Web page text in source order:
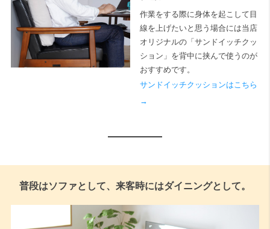
作業をする際に身体を起こして目
線を上げたいと思う場合には当店
オリジナルの「サンドイッチクッ
ション」を背中に挟んで使うのが
おすすめです。
サンドイッチクッションはこちら
→
普段はソファとして、来客時にはダイニングとして。